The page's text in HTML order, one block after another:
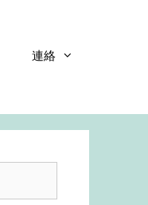
連絡